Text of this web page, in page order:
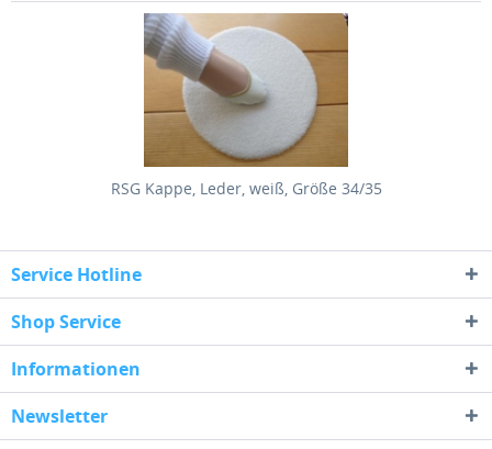
RSG Kappe, Leder, weiß, Größe 34/35
Service Hotline
Shop Service
Informationen
Newsletter